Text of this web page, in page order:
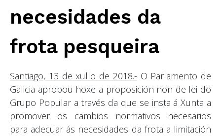
necesidades da
frota pesqueira
Santiago, 13 de xullo de 2018.- O Parlamento de
Galicia aprobou hoxe a proposición non de lei do
Grupo Popular a través da que se insta á Xunta a
promover os cambios normativos necesarios
para adecuar ás necesidades da frota a limitación